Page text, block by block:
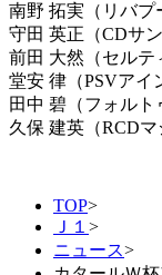
南野 拓実（リバプ
守田 英正（CDサ
前田 大然（セルテ
堂安 律（PSVアイ
田中 碧（フォルト
久保 建英（RCDマ
TOP>
Ｊ１ >
ニュース>